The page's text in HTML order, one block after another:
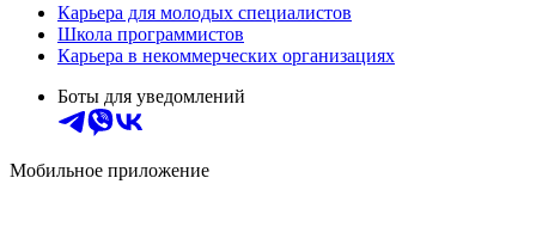
Карьера для молодых специалистов
Школа программистов
Карьера в некоммерческих организациях
Боты для уведомлений
Мобильное приложение